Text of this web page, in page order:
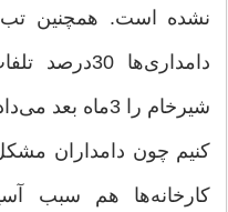
نشده است. همچنین
دامداری‌ها
شیرخام را 3‌ماه
کنیم چون دامداران
کارخانه‌ها هم سبب